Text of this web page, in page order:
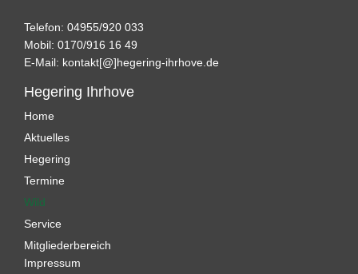
Telefon: 04955/920 033
Mobil: 0170/916 16 49
E-Mail: kontakt[@]hegering-ihrhove.de
Hegering Ihrhove
Home
Aktuelles
Hegering
Termine
Wild
Service
Mitgliederbereich
Impressum